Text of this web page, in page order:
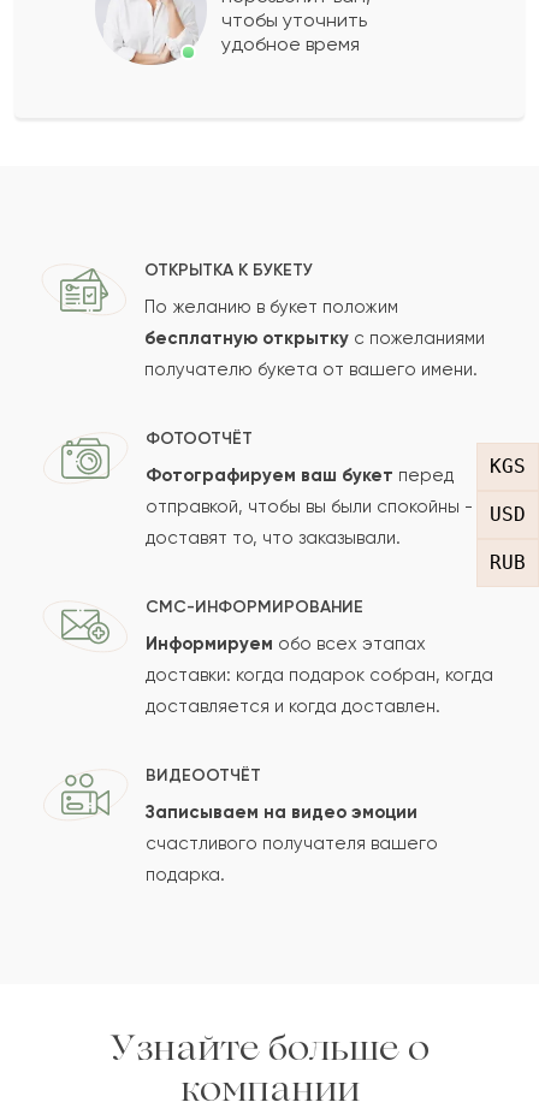
KGS
USD
RUB
Ваш e-mail
Отзыв
Сколько будет
Отзыв будет опубликован после проверки.
Проверяем на спам.
чтобы уточнить
удобное время
ОТКРЫТКА К БУКЕТУ
По желанию в букет положим
бесплатную открытку с пожеланиями
получателю букета от вашего имени.
ФОТООТЧЁТ
Фотографируем ваш букет перед
отправкой, чтобы вы были спокойны -
доставят то, что заказывали.
СМС-ИНФОРМИРОВАНИЕ
Информируем обо всех этапах
доставки: когда подарок собран, когда
доставляется и когда доставлен.
ВИДЕООТЧЁТ
Записываем на видео эмоции
счастливого получателя вашего
подарка.
Узнайте больше о
компании